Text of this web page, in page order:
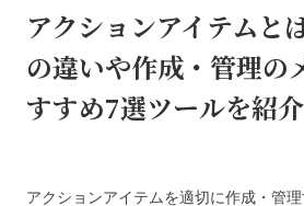
お知らせ
Quantsマガジン
アクションアイテムと
の違いや作成・管理の
すすめ7選ツールを紹介
アクションアイテムを適切に作成・管